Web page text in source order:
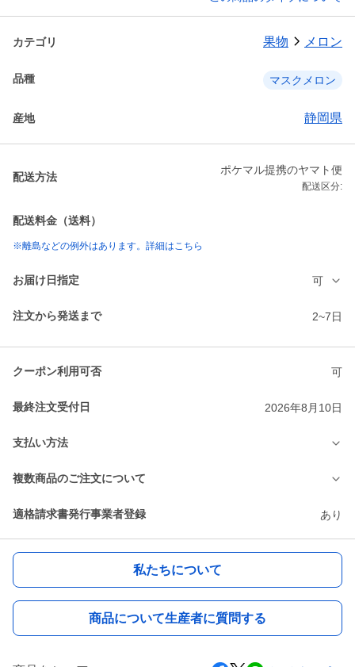
カテゴリ 果物 メロン
品種 マスクメロン
産地 静岡県
配送方法
ポケマル提携のヤマト便
配送区分:
配送料金（送料）
※離島などの例外はあります。詳細はこちら
お届け日指定 可
注文から発送まで 2~7日
クーポン利用可否 可
最終注文受付日 2026年8月10日
支払い方法
複数商品のご注文について
適格請求書発行事業者登録 あり
私たちについて
商品について生産者に質問する